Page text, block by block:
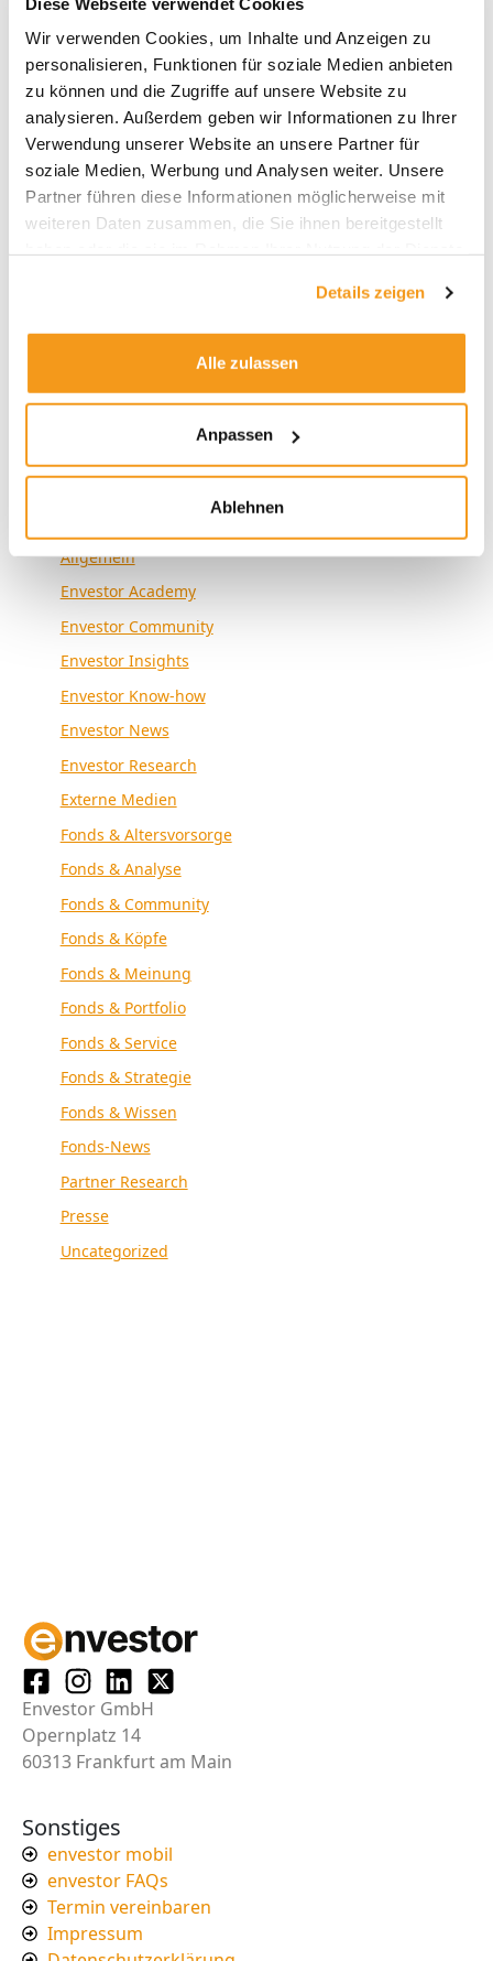
Wir verwenden Cookies, um Inhalte und Anzeigen zu
personalisieren, Funktionen für soziale Medien anbieten
zu können und die Zugriffe auf unsere Website zu
analysieren. Außerdem geben wir Informationen zu Ihrer
Verwendung unserer Website an unsere Partner für
soziale Medien, Werbung und Analysen weiter. Unsere
Partner führen diese Informationen möglicherweise mit
weiteren Daten zusammen, die Sie ihnen bereitgestellt
Details zeigen
Alle zulassen
Anpassen
Ablehnen
Archive
2026
2025
2024
2023
2022
2019
1970
Allgemein
Envestor Academy
Envestor Community
Envestor Insights
Envestor Know-how
Envestor News
Envestor Research
Externe Medien
Fonds & Altersvorsorge
Fonds & Analyse
Fonds & Community
Fonds & Köpfe
Fonds & Meinung
Fonds & Portfolio
Fonds & Service
Fonds & Strategie
Fonds & Wissen
Fonds-News
Partner Research
Presse
Uncategorized
Envestor GmbH
Opernplatz 14
60313 Frankfurt am Main
Sonstiges
envestor mobil
envestor FAQs
Termin vereinbaren
Impressum